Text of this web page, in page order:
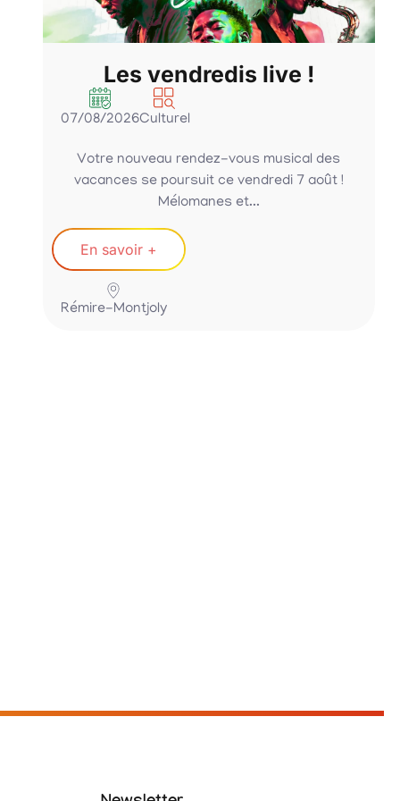
Les vendredis live !
07/08/2026Culturel
Votre nouveau rendez-vous musical des
vacances se poursuit ce vendredi 7 août !
Mélomanes et...
En savoir +
Rémire-Montjoly